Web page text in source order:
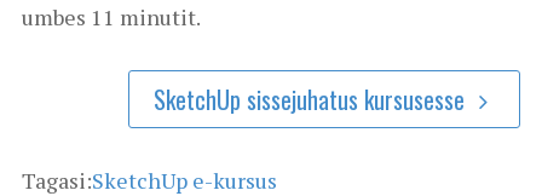
umbes 11 minutit.
SketchUp sissejuhatus kursusesse
Tagasi:SketchUp e-kursus